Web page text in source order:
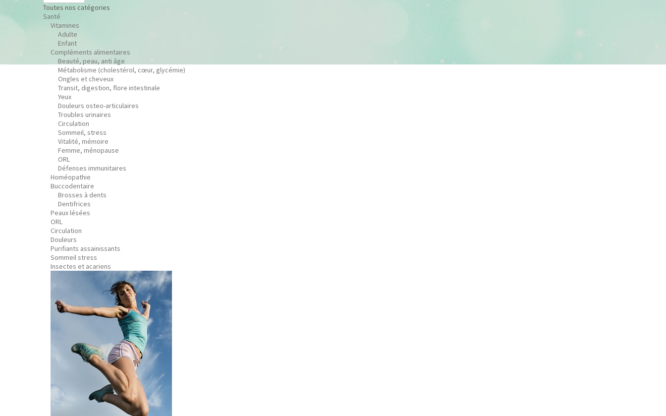
Toutes nos catégories
Santé
Vitamines
Adulte
Enfant
Compléments alimentaires
Beauté, peau, anti âge
Métabolisme (cholestérol, cœur, glycémie)
Ongles et cheveux
Transit, digestion, flore intestinale
Yeux
Douleurs osteo-articulaires
Troubles urinaires
Circulation
Sommeil, stress
Vitalité, mémoire
Femme, ménopause
ORL
Défenses immunitaires
Homéopathie
Buccodentaire
Brosses à dents
Dentifrices
Peaux lésées
ORL
Circulation
Douleurs
Purifiants assainissants
Sommeil stress
Insectes et acariens